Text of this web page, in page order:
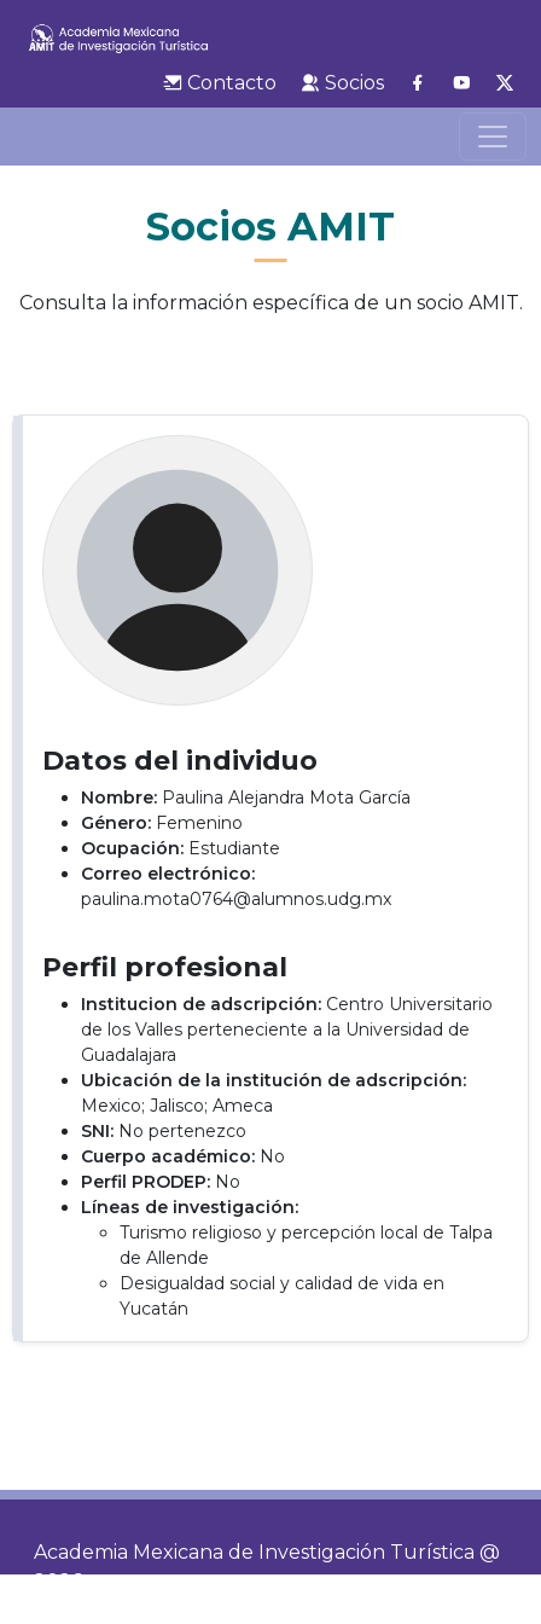
Contacto Socios
Socios AMIT
Consulta la información específica de un socio AMIT.
Datos del individuo
Nombre: Paulina Alejandra Mota García
Género: Femenino
Ocupación: Estudiante
Correo electrónico:
paulina.mota0764@alumnos.udg.mx
Perfil profesional
Institucion de adscripción: Centro Universitario
de los Valles perteneciente a la Universidad de
Guadalajara
Ubicación de la institución de adscripción:
Mexico; Jalisco; Ameca
SNI: No pertenezco
Cuerpo académico: No
Perfil PRODEP: No
Líneas de investigación:
Turismo religioso y percepción local de Talpa
de Allende
Desigualdad social y calidad de vida en
Yucatán
Academia Mexicana de Investigación Turística @
2026